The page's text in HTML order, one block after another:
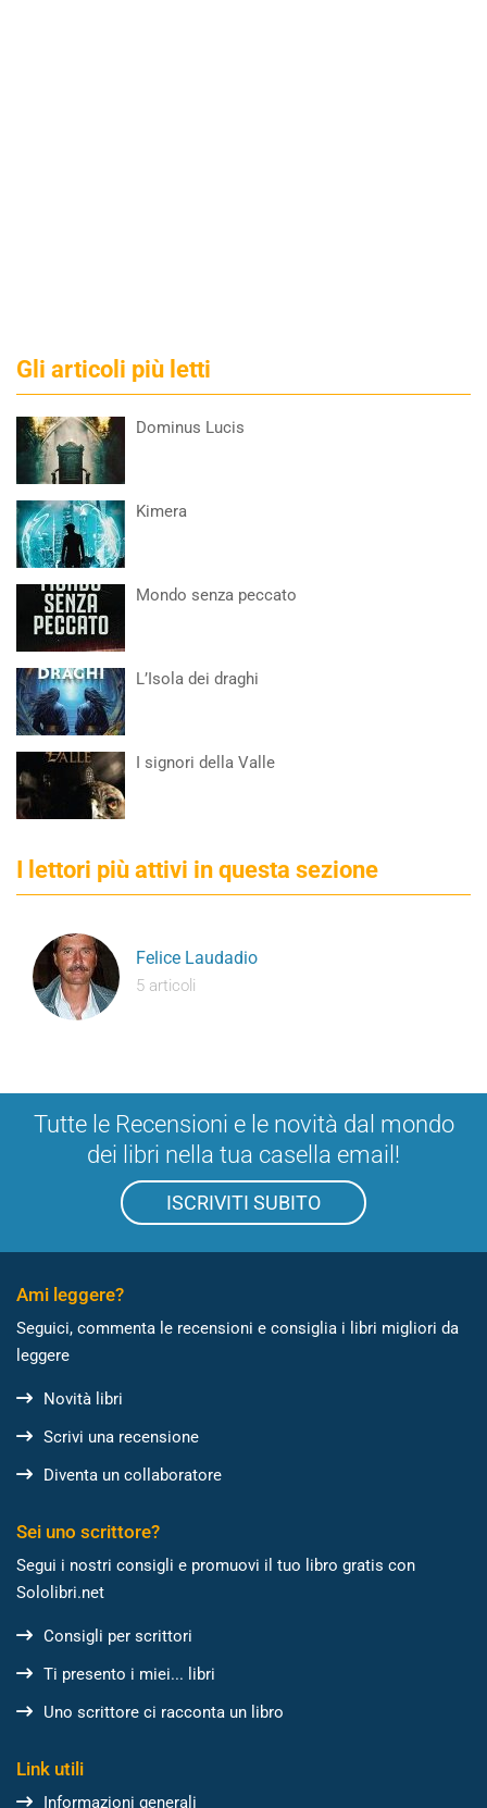
Gli articoli più letti
Dominus Lucis
Kimera
Mondo senza peccato
L’Isola dei draghi
I signori della Valle
I lettori più attivi in questa sezione
Felice Laudadio
5 articoli
Tutte le Recensioni e le novità dal mondo
dei libri nella tua casella email!
ISCRIVITI SUBITO
Ami leggere?
Seguici, commenta le recensioni e consiglia i libri migliori da
leggere
Novità libri
Scrivi una recensione
Diventa un collaboratore
Sei uno scrittore?
Segui i nostri consigli e promuovi il tuo libro gratis con
Sololibri.net
Consigli per scrittori
Ti presento i miei... libri
Uno scrittore ci racconta un libro
Link utili
Informazioni generali